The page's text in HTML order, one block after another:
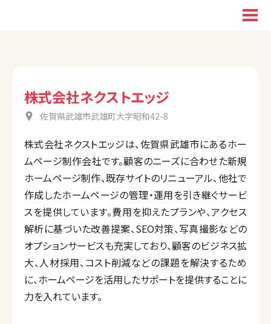
株式会社ネクストエッジ
佐賀県武雄市武雄町大字昭和42-8
株式会社ネクストエッジは、佐賀県武雄市にあるホー
ムページ制作会社です。顧客のニーズに合わせた新規
ホームページ制作、既存サイトのリニューアル、他社で
作成したホームページの管理・運用を引き継ぐサービ
スを提供しています。費用を抑えたプランや、アクセス
解析に基づいた改善提案、SEO対策、写真撮影などの
オプションサービスも充実しており、顧客のビジネス拡
大、人材採用、コスト削減などの課題を解決するため
に、ホームページを活用したサポートを提供することに
力を入れています。